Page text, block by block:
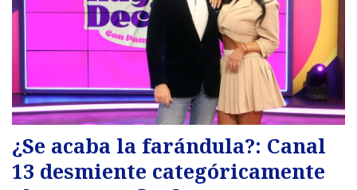
¿Se acaba la farándula?: Canal
13 desmiente categóricamente